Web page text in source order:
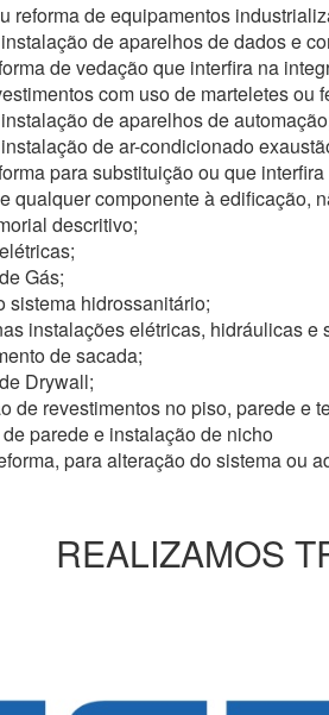
reforma de equipamentos
de aparelhos de dados e
de vedação que interfira na
com uso de marteletes ou
de aparelhos de
de ar-condicionado
para substituição ou que
qualquer componente à edificação,
descritivo;
Gás;
sistema hidrossanitário;
instalações elétricas, hidráulicas e
de sacada;
Drywall;
de revestimentos no piso, parede e
parede e instalação de nicho
para alteração do sistema ou
REALIZAMOS